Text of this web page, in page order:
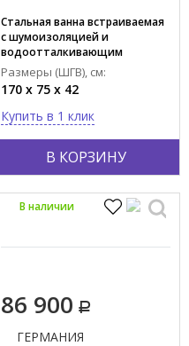
В КОРЗИНУ
Стальная ванна встраиваемая
с шумоизоляцией и
водоотталкивающим
покрытием BETTE БЕТТЕФОРМ /
BETTEFORM 2947-000 PLUS AD
Размеры (ШГВ), см:
170 x 75 x 42
Купить в 1 клик
86 900
ГЕРМАНИЯ
В наличии